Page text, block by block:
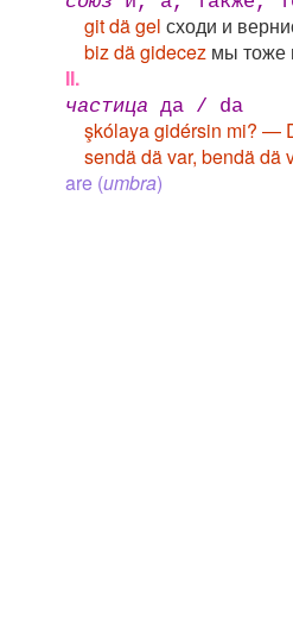
git dä gel сходи и
biz dä gidecez мы тоже
II.
частица да / da
şkólaya gidérsin mi? —
sendä dä var, bendä dä
are (umbra)